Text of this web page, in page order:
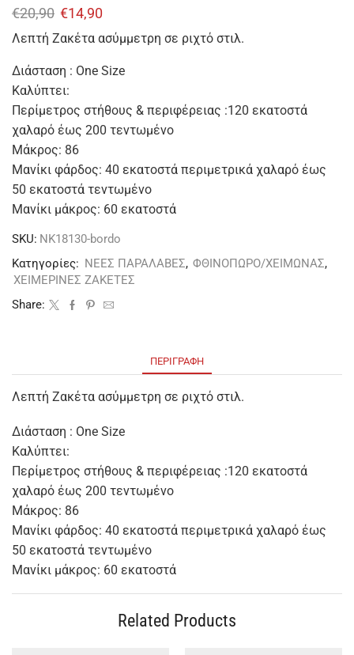
€20,90 €14,90
Λεπτή Ζακέτα ασύμμετρη σε ριχτό στιλ.
Διάσταση : One Size
Καλύπτει:
Περίμετρος στήθους & περιφέρειας :120 εκατοστά
χαλαρό έως 200 τεντωμένο
Μάκρος: 86
Μανίκι φάρδος: 40 εκατοστά περιμετρικά χαλαρό έως
50 εκατοστά τεντωμένο
Μανίκι μάκρος: 60 εκατοστά
SKU: NK18130-bordo
Κατηγορίες: ΝΕΕΣ ΠΑΡΑΛΑΒΕΣ, ΦΘΙΝΟΠΩΡΟ/ΧΕΙΜΩΝΑΣ,
ΧΕΙΜΕΡΙΝΕΣ ΖΑΚΕΤΕΣ
Share:
ΠΕΡΙΓΡΑΦΉ
Λεπτή Ζακέτα ασύμμετρη σε ριχτό στιλ.
Διάσταση : One Size
Καλύπτει:
Περίμετρος στήθους & περιφέρειας :120 εκατοστά
χαλαρό έως 200 τεντωμένο
Μάκρος: 86
Μανίκι φάρδος: 40 εκατοστά περιμετρικά χαλαρό έως
50 εκατοστά τεντωμένο
Μανίκι μάκρος: 60 εκατοστά
Related Products